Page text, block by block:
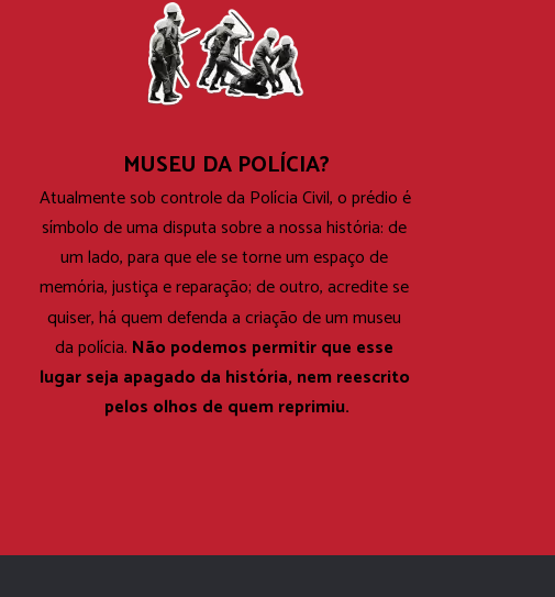
MUSEU DA POLÍCIA?
Atualmente sob controle da Polícia Civil, o prédio é
símbolo de uma disputa sobre a nossa história: de
um lado, para que ele se torne um espaço de
memória, justiça e reparação; de outro, acredite se
quiser, há quem defenda a criação de um museu
da polícia. Não podemos permitir que esse
lugar seja apagado da história, nem reescrito
pelos olhos de quem reprimiu.